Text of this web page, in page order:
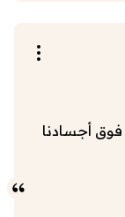
فوق أجسادنا